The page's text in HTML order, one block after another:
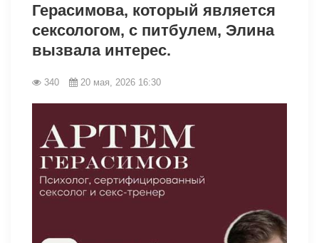
Герасимова, который является
сексологом, с питбулем, Элина
вызвала интерес.
340 20 мая, 2026 16:30